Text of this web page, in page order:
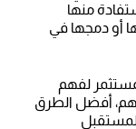
منها
أو دمجها في
لفهم
أفضل الطرق
لمستقبل